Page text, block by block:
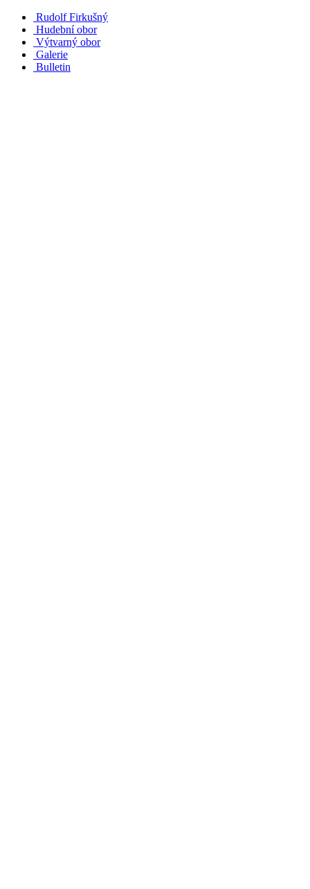
Rudolf Firkušný
Hudební obor
Výtvarný obor
Galerie
Bulletin